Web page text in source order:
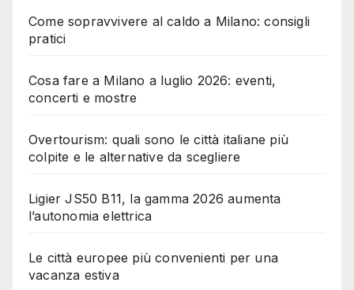
Come sopravvivere al caldo a Milano: consigli
pratici
Cosa fare a Milano a luglio 2026: eventi,
concerti e mostre
Overtourism: quali sono le città italiane più
colpite e le alternative da scegliere
Ligier JS50 B11, la gamma 2026 aumenta
l’autonomia elettrica
Le città europee più convenienti per una
vacanza estiva